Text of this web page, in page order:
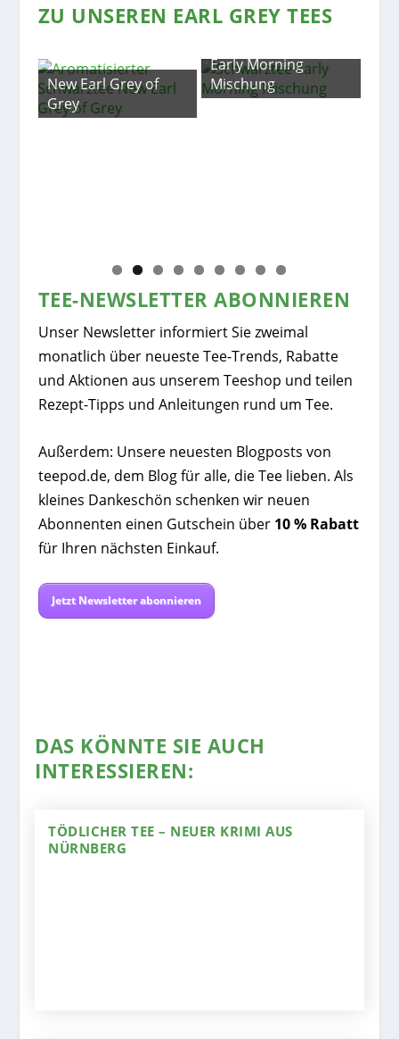
ZU UNSEREN EARL GREY TEES
New Earl Grey of
Grey
Early Morning
Mischung
TEE-NEWSLETTER ABONNIEREN
Unser Newsletter informiert Sie zweimal
monatlich über neueste Tee-Trends, Rabatte
und Aktionen aus unserem Teeshop und teilen
Rezept-Tipps und Anleitungen rund um Tee.
Außerdem: Unsere neuesten Blogposts von
teepod.de, dem Blog für alle, die Tee lieben. Als
kleines Dankeschön schenken wir neuen
Abonnenten einen Gutschein über 10 % Rabatt
für Ihren nächsten Einkauf.
Jetzt Newsletter abonnieren
DAS KÖNNTE SIE AUCH
INTERESSIEREN:
TÖDLICHER TEE – NEUER KRIMI AUS
NÜRNBERG